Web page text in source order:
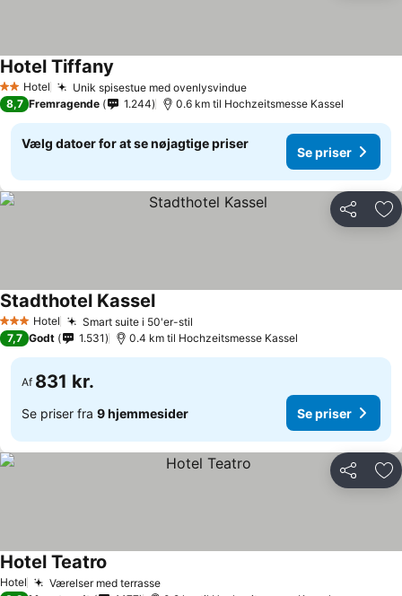
2 Stjerner
Hotel Unik spisestue med ovenlysvindue
Hotel Tiffany
8,7 Fremragende 1.244 0.6 km til Hochzeitsmesse Kassel
Vælg datoer for at se nøjagtige priser
Se priser
Del
3 StjernerHotel Smart suite i 50'er-stil
Stadthotel Kassel
7,7 Godt 1.531 0.4 km til Hochzeitsmesse Kassel
Af 831 kr.
Se priser fra 9 hjemmesider Se priser
Del
Hotel Værelser med terrasse
Hotel Teatro